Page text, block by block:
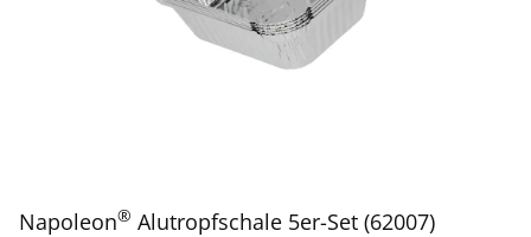
Napoleon® Alutropfschale 5er-Set (62007)